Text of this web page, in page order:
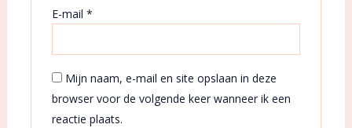
E-mail*
Mijn naam, e-mail en site opslaan in deze
browser voor de volgende keer wanneer ik een
reactie plaats.